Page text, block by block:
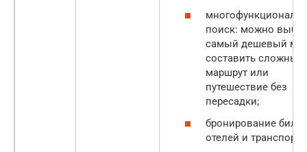
поиск: можно
самый дешевый
составить сложный
маршрут или
путешествие без
пересадки;
бронирование
отелей и транспорта;